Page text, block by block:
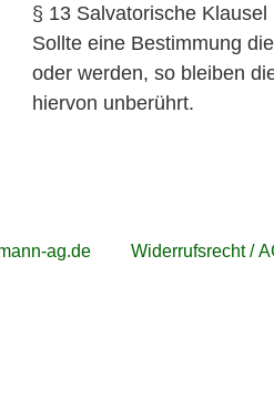
§ 13 Salvatorische Klausel
Sollte eine Bestimmung
oder werden, so bleiben
hiervon unberührt.
ag.de Widerrufsrecht /